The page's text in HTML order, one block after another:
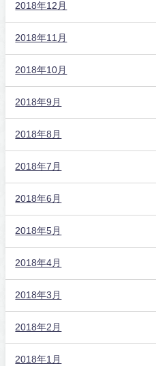
2018年12月
2018年11月
2018年10月
2018年9月
2018年8月
2018年7月
2018年6月
2018年5月
2018年4月
2018年3月
2018年2月
2018年1月